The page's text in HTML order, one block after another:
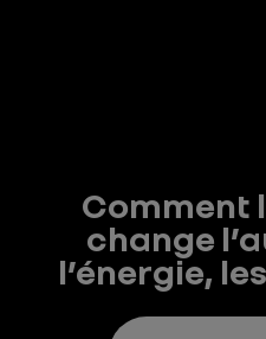
Comment
change
l’énergie,